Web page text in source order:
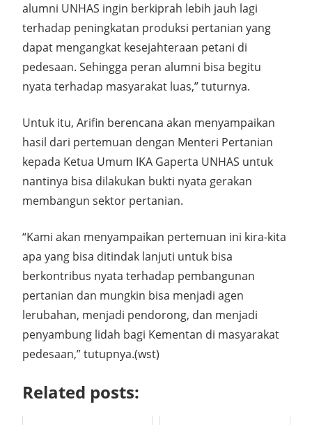
alumni UNHAS ingin berkiprah lebih jauh lagi
terhadap peningkatan produksi pertanian yang
dapat mengangkat kesejahteraan petani di
pedesaan. Sehingga peran alumni bisa begitu
nyata terhadap masyarakat luas,” tuturnya.
Untuk itu, Arifin berencana akan menyampaikan
hasil dari pertemuan dengan Menteri Pertanian
kepada Ketua Umum IKA Gaperta UNHAS untuk
nantinya bisa dilakukan bukti nyata gerakan
membangun sektor pertanian.
“Kami akan menyampaikan pertemuan ini kira-kita
apa yang bisa ditindak lanjuti untuk bisa
berkontribus nyata terhadap pembangunan
pertanian dan mungkin bisa menjadi agen
lerubahan, menjadi pendorong, dan menjadi
penyambung lidah bagi Kementan di masyarakat
pedesaan,” tutupnya.(wst)
Related posts: